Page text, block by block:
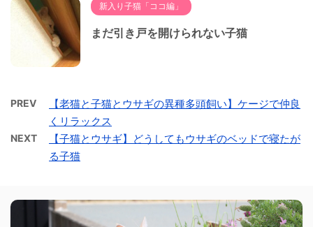
新入り子猫「ココ編」
まだ引き戸を開けられない子猫
PREV
【老猫と子猫とウサギの異種多頭飼い】ケージで仲良
くリラックス
NEXT
【子猫とウサギ】どうしてもウサギのベッドで寝たが
る子猫